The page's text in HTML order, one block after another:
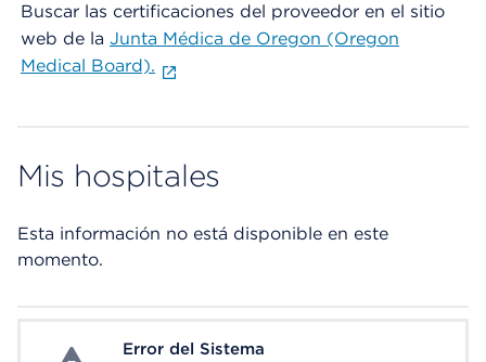
Buscar las certificaciones del proveedor en el sitio
web de la Junta Médica de Oregon (Oregon
Medical Board).
Mis hospitales
Esta información no está disponible en este
momento.
System ErrorError del Sistema